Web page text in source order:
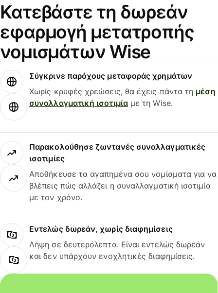
Κατεβάστε τη δωρεάν
εφαρμογή μετατροπής
νομισμάτων Wise
Σύγκρινε παρόχους μεταφοράς χρημάτων
Χωρίς κρυφές χρεώσεις, θα έχεις πάντα τη μέση
συναλλαγματική ισοτιμίαμε τη Wise.
Παρακολούθησε ζωντανές συναλλαγματικές
ισοτιμίες
Αποθήκευσε τα αγαπημένα σου νομίσματα για να
βλέπεις πώς αλλάζει η συναλλαγματική ισοτιμία
με τον χρόνο.
Εντελώς δωρεάν, χωρίς διαφημίσεις
Λήψη σε δευτερόλεπτα. Είναι εντελώς δωρεάν
και δεν υπάρχουν ενοχλητικές διαφημίσεις.